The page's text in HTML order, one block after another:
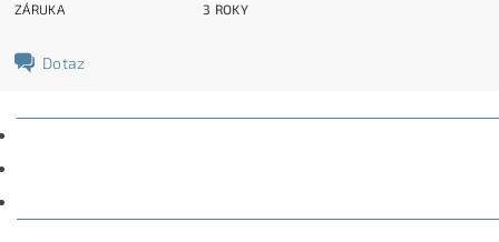
ZÁRUKA
3 ROKY
Dotaz